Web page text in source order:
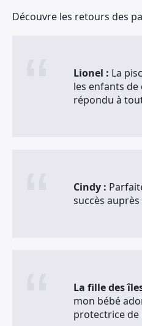
Découvre les retours des
Lionel : La
les enfants de
répondu à
Cindy :
succès
La fille des
mon bébé
protectrice de